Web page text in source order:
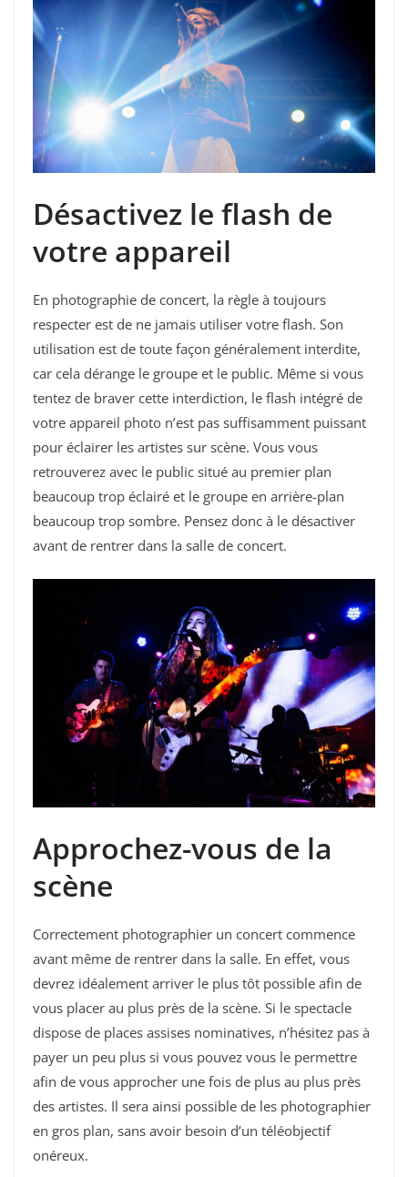
Désactivez le flash de
votre appareil
En photographie de concert, la règle à toujours
respecter est de ne jamais utiliser votre flash. Son
utilisation est de toute façon généralement interdite,
car cela dérange le groupe et le public. Même si vous
tentez de braver cette interdiction, le flash intégré de
votre appareil photo n’est pas suffisamment puissant
pour éclairer les artistes sur scène. Vous vous
retrouverez avec le public situé au premier plan
beaucoup trop éclairé et le groupe en arrière-plan
beaucoup trop sombre. Pensez donc à le désactiver
avant de rentrer dans la salle de concert.
Approchez-vous de la
scène
Correctement photographier un concert commence
avant même de rentrer dans la salle. En effet, vous
devrez idéalement arriver le plus tôt possible afin de
vous placer au plus près de la scène. Si le spectacle
dispose de places assises nominatives, n’hésitez pas à
payer un peu plus si vous pouvez vous le permettre
afin de vous approcher une fois de plus au plus près
des artistes. Il sera ainsi possible de les photographier
en gros plan, sans avoir besoin d’un téléobjectif
onéreux.